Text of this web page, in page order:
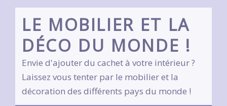
contentLE MOBILIER ET LA
DÉCO DU MONDE !
Envie d'ajouter du cachet à votre intérieur ?
Laissez vous tenter par le mobilier et la
décoration des différents pays du monde !